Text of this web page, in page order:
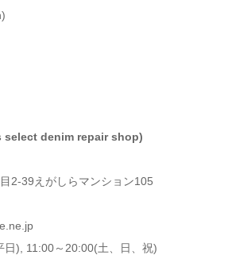
select denim repair shop)
2-39えがしらマンション105
), 11:00～20:00(土、日、祝)